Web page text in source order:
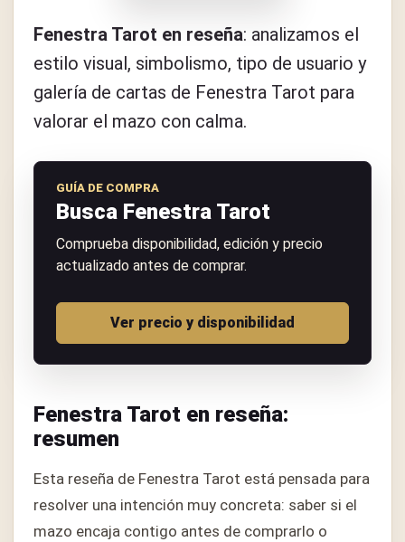
Fenestra Tarot en reseña: analizamos el
estilo visual, simbolismo, tipo de usuario y
galería de cartas de Fenestra Tarot para
valorar el mazo con calma.
GUÍA DE COMPRA
Busca Fenestra Tarot
Comprueba disponibilidad, edición y precio
actualizado antes de comprar.
Ver precio y disponibilidad
Fenestra Tarot en reseña:
resumen
Esta reseña de Fenestra Tarot está pensada para
resolver una intención muy concreta: saber si el
mazo encaja contigo antes de comprarlo o